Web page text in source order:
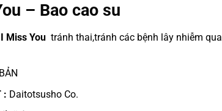
– Bao cao su
Miss You tránh thai,tránh các bệnh lây nhiễm qua
: Daitotsusho Co.